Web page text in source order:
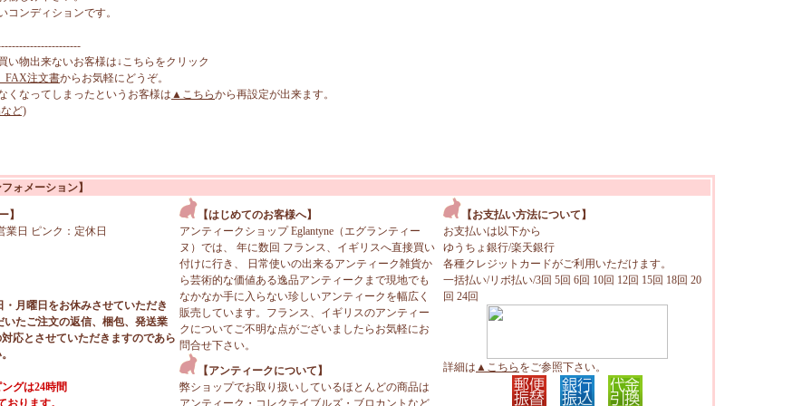
ンディションです。
い物出来ないお客様は↓こちらをクリック
FAX注文書からお気軽にどうぞ。
くなってしまったというお客様は ▲こちらから再設定が出来ます。
ど)
ォメーション】
】
業日 ピンク：定休日
月曜日をお休みさせていただき
いたご注文の返信、梱包、発送業
応とさせていただきますのであら
グは24時間
おります。
【はじめてのお客様へ】
アンティークショップ Eglantyne（エグランティー
ヌ）では、 年に数回 フランス、イギリスへ直接買い
付けに行き、 日常使いの出来るアンティーク雑貨か
ら芸術的な価値ある逸品アンティークまで現地でも
なかなか手に入らない珍しいアンティークを幅広く
販売しています。フランス、イギリスのアンティー
クについてご不明な点がございましたらお気軽にお
問合せ下さい。
【アンティークについて】
弊ショップでお取り扱いしているほとんどの商品は
アンティーク・コレクテイブルズ・ブロカントなど
【お支払い方法について】
お支払いは以下から
ゆうちょ銀行/楽天銀行
各種クレジットカードがご利用いただけます。
一括払い/リボ払い/3回 5回 6回 10回 12回 15回 18回 20
回 24回
詳細は ▲こちら をご参照下さい。